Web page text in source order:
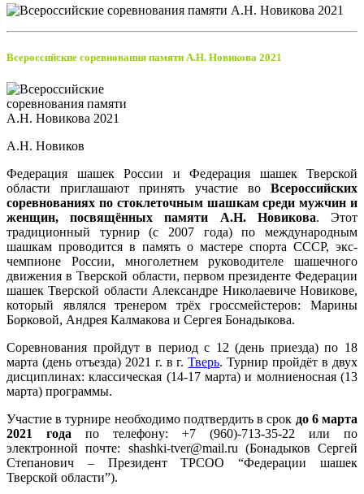
Всероссийские соревнования памяти А.Н. Новикова 2021
А.Н. Новиков
Федерация шашек России и Федерация шашек Тверской
области приглашают принять участие во Всероссийских
соревнованиях по стоклеточным шашкам среди мужчин и
женщин, посвящённых памяти А.Н. Новикова. Этот
традиционный турнир (с 2007 года) по международным
шашкам проводится в память о мастере спорта СССР, экс-
чемпионе России, многолетнем руководителе шашечного
движения в Тверской области, первом президенте Федерации
шашек Тверской области Александре Николаевиче Новикове,
который являлся тренером трёх гроссмейстеров: Марины
Борковой, Андрея Калмакова и Сергея Бонадыкова.
Соревнования пройдут в период с 12 (день приезда) по 18
марта (день отъезда) 2021 г. в г.Тверь. Турнир пройдёт в двух
дисциплинах: классическая (14-17 марта) и молниеносная (13
марта) программы.
Участие в турнире необходимо подтвердить в срок до 6 марта
2021 года по телефону: +7 (960)-713-35-22 или по
электронной почте: shashki-tver@mail.ru (Бонадыков Сергей
Степанович – Президент ТРСОО “Федерации шашек
Тверской области”).